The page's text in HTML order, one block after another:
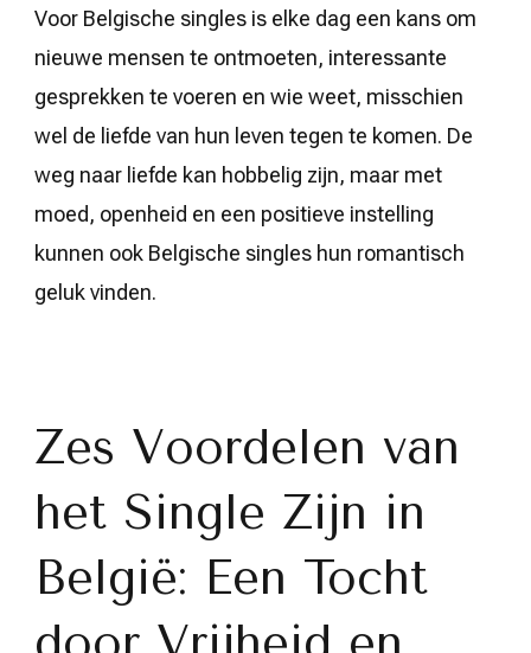
Voor Belgische singles is elke dag een kans om
nieuwe mensen te ontmoeten, interessante
gesprekken te voeren en wie weet, misschien
wel de liefde van hun leven tegen te komen. De
weg naar liefde kan hobbelig zijn, maar met
moed, openheid en een positieve instelling
kunnen ook Belgische singles hun romantisch
geluk vinden.
Zes Voordelen van
het Single Zijn in
België: Een Tocht